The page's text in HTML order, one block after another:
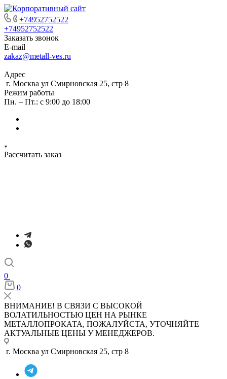
+74952752522
+74952752522
Заказать звонок
E-mail
zakaz@metall-ves.ru
Адрес
г. Москва ул Смирновская 25, стр 8
Режим работы
Пн. – Пт.: с 9:00 до 18:00
Рассчитать заказ
0
0
ВНИМАНИЕ! В СВЯЗИ С ВЫСОКОЙ
ВОЛАТИЛЬНОСТЬЮ ЦЕН НА РЫНКЕ
МЕТАЛЛОПРОКАТА, ПОЖАЛУЙСТА, УТОЧНЯЙТЕ
АКТУАЛЬНЫЕ ЦЕНЫ У МЕНЕДЖЕРОВ.
г. Москва ул Смирновская 25, стр 8